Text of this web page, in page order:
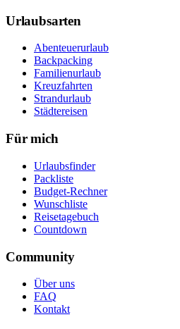
Urlaubsarten
Abenteuerurlaub
Backpacking
Familienurlaub
Kreuzfahrten
Strandurlaub
Städtereisen
Für mich
Urlaubsfinder
Packliste
Budget-Rechner
Wunschliste
Reisetagebuch
Countdown
Community
Über uns
FAQ
Kontakt